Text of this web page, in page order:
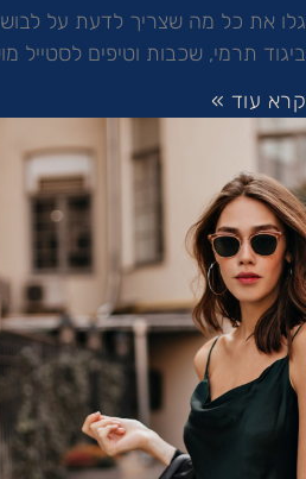
גלו את כל מה שצריך לדעת על לבוש
ביגוד תרמי, שכבות וטיפים לסטייל
קרא עוד »